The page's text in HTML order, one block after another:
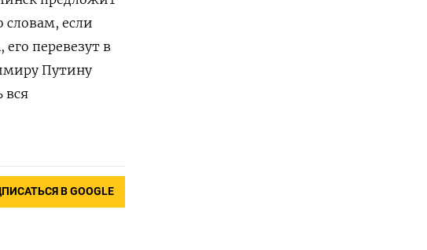
словам, если
перевезут в
Путину
вся
В GOOGLE